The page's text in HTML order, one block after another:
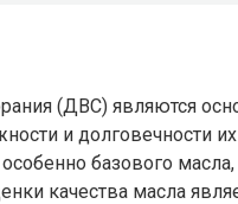
(ДВС) являются
и долговечности
базового
качества масла